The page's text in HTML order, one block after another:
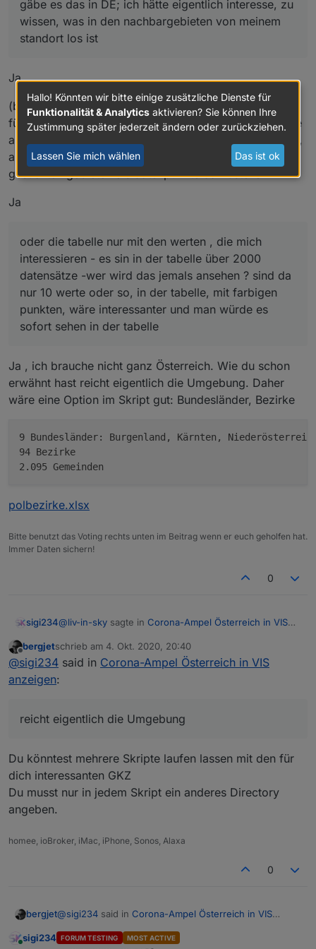
gäbe es das in DE; ich hätte eigentlich interesse, zu
wissen, was in den nachbargebieten von meinem
standort los ist
Ja
(bzw, arbeit verwandschaft,..) - in der vis: eine ampel
für meinen standort und außenrum die nachbar-gebiete
als farbige punkte (oder kleine ampeln) - das bedeutet,
anstatt einen bereich zu suchen, eine anahl an
gesuchten gebieten als datenpunkte darzustellen
Ja
oder die tabelle nur mit den werten , die mich
interessieren - es sin in der tabelle über 2000
datensätze -wer wird das jemals ansehen ? sind da
nur 10 werte oder so, in der tabelle, mit farbigen
punkten, wäre interessanter und man würde es
sofort sehen in der tabelle
Ja , ich brauche nicht ganz Österreich. Wie du schon
erwähnt hast reicht eigentlich die Umgebung. Daher
wäre eine Option im Skript gut: Bundesländer, Bezirke
9 Bundesländer: Burgenland, Kärnten,
94 Bezirke
polbezirke.xlsx
Bitte benutzt das Voting rechts unten im Beitrag wenn er euch geholfen hat.
Immer Daten sichern!
0
sigi234@liv-in-sky sagte in Corona-Ampel Österreich in VIS
@sigi234
script)
sortierung, die du über vis steuern kannst
Ja
nach was sortieren ?warnstufe, gkz, ort ?
gäbe es das in DE; ich hätte eigentlich interesse,
zu wissen, was in den nachbargebieten von
meinem standort los ist
Ja
Offline
bergjetschrieb am 4. Okt. 2020, 20:40
zuletzt editiert von
@sigi234 said in Corona-Ampel Österreich in VIS
anzeigen:
reicht eigentlich die Umgebung
Du könntest mehrere Skripte laufen lassen mit den für
dich interessanten GKZ
Du musst nur in jedem Skript ein anderes Directory
angeben.
homee, ioBroker, iMac, iPhone, Sonos, Alaxa
0
bergjet@sigi234 said in Corona-Ampel Österreich in VIS
sigi234 FORUM TESTING MOST ACTIVE
Hallo! Könnten wir bitte einige zusätzliche Dienste für
Funktionalität & Analytics aktivieren? Sie können Ihre
Zustimmung später jederzeit ändern oder zurückziehen.
Lassen Sie mich wählen Das ist ok